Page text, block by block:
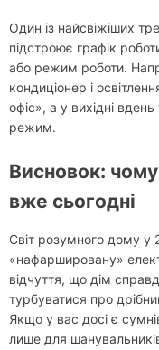
Один із найсвіжіших
підстроює графік
або режим роботи.
кондиціонер і
офіс», а у вихідні
режим.
Висновок:
вже сьогодні
Світ розумного дому у
«нафаршировану»
відчуття, що дім
турбуватися про
Якщо у вас досі є
лише для